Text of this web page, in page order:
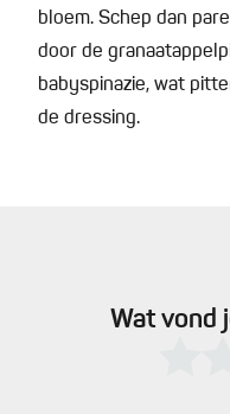
bloem. Schep dan
door de
babyspinazie, wat
de dressing.
Wat vond